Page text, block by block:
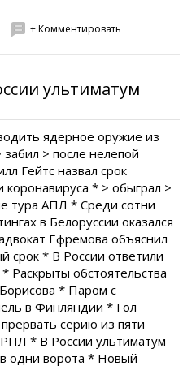
+ Комментировать
ультиматум
ядерное оружие из
> после нелепой
Гейтс назвал срок
* > обыграл >
тура АПЛ * Среди сотни
в Белоруссии оказался
Ефремова объяснил
срок * В России ответили
Раскрыты обстоятельства
* Паром с
в Финляндии * Гол
серию из пяти
* В России ультиматум
одни ворота * Новый